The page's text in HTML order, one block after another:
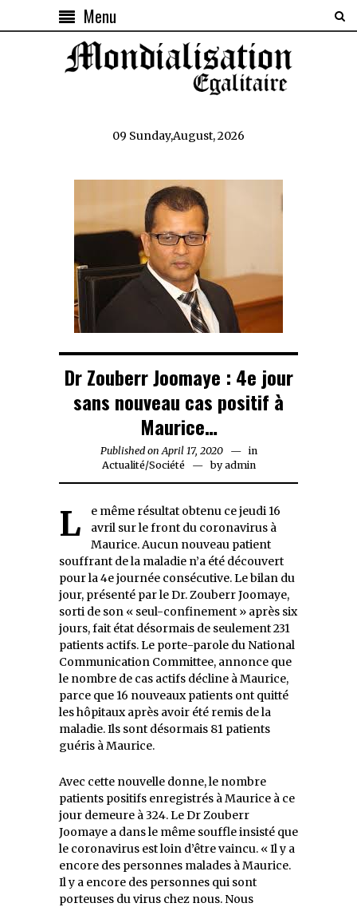
Menu
09 Sunday,August, 2026
Dr Zouberr Joomaye : 4e jour
sans nouveau cas positif à
Maurice…
Published on April 17, 2020April
17,
in
Actualité/Société byadmin
Le même résultat obtenu ce jeudi 16
avril sur le front du coronavirus à
Maurice. Aucun nouveau patient
souffrant de la maladie n’a été découvert
pour la 4e journée consécutive. Le bilan du
jour, présenté par le Dr. Zouberr Joomaye,
sorti de son « seul-confinement » après six
jours, fait état désormais de seulement 231
patients actifs. Le porte-parole du National
Communication Committee, annonce que
le nombre de cas actifs décline à Maurice,
parce que 16 nouveaux patients ont quitté
les hôpitaux après avoir été remis de la
maladie. Ils sont désormais 81 patients
guéris à Maurice.
Avec cette nouvelle donne, le nombre
patients positifs enregistrés à Maurice à ce
jour demeure à 324. Le Dr Zouberr
Joomaye a dans le même souffle insisté que
le coronavirus est loin d’être vaincu. « Il y a
encore des personnes malades à Maurice.
Il y a encore des personnes qui sont
porteuses du virus chez nous. Nous